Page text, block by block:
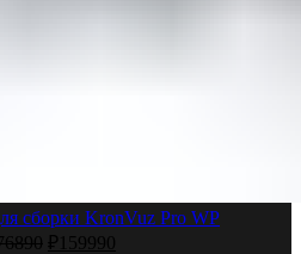
сборки KronVuz Pro WP
₽ 159990